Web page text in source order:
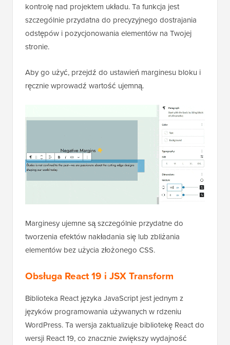
kontrolę nad projektem układu. Ta funkcja jest
szczególnie przydatna do precyzyjnego dostrajania
odstępów i pozycjonowania elementów na Twojej
stronie.
Aby go użyć, przejdź do ustawień marginesu bloku i
ręcznie wprowadź wartość ujemną.
Marginesy ujemne są szczególnie przydatne do
tworzenia efektów nakładania się lub zbliżania
elementów bez użycia złożonego CSS.
Obsługa React 19 i JSX Transform
Biblioteka React języka JavaScript jest jednym z
języków programowania używanych w rdzeniu
WordPress. Ta wersja zaktualizuje bibliotekę React do
wersji React 19, co znacznie zwiększy wydajność